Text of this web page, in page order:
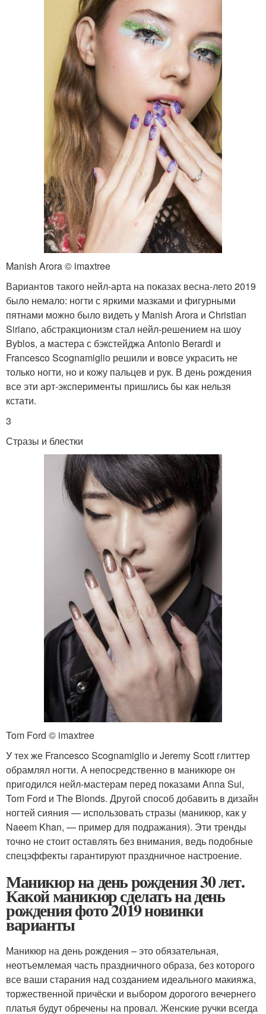
Manish Arora © imaxtree
Вариантов такого нейл-арта на показах весна-лето 2019
было немало: ногти с яркими мазками и фигурными
пятнами можно было видеть у Manish Arora и Christian
Siriano, абстракционизм стал нейл-решением на шоу
Byblos, а мастера с бэкстейджа Antonio Berardi и
Francesco Scognamiglio решили и вовсе украсить не
только ногти, но и кожу пальцев и рук. В день рождения
все эти арт-эксперименты пришлись бы как нельзя
кстати.
3
Стразы и блестки
Tom Ford © imaxtree
У тех же Francesco Scognamiglio и Jeremy Scott глиттер
обрамлял ногти. А непосредственно в маникюре он
пригодился нейл-мастерам перед показами Anna Sui,
Tom Ford и The Blonds. Другой способ добавить в дизайн
ногтей сияния — использовать стразы (маникюр, как у
Naeem Khan, — пример для подражания). Эти тренды
точно не стоит оставлять без внимания, ведь подобные
спецэффекты гарантируют праздничное настроение.
Маникюр на день рождения 30 лет.
Какой маникюр сделать на день
рождения фото 2019 новинки
варианты
Маникюр на день рождения – это обязательная,
неотъемлемая часть праздничного образа, без которого
все ваши старания над созданием идеального макияжа,
торжественной причёски и выбором дорогого вечернего
платья будут обречены на провал. Женские ручки всегда